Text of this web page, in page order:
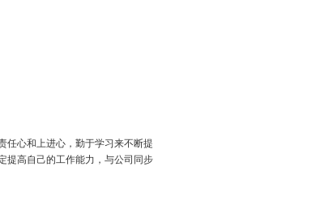
任心和上进心，勤于学习来不断提
提高自己的工作能力，与公司同步